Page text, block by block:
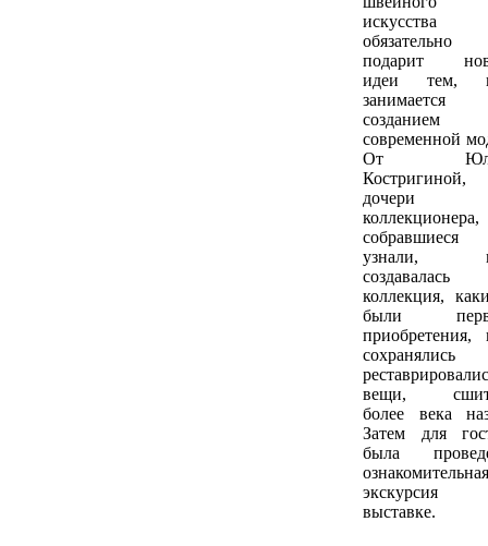
искусства
обязательно
подарит
идеи тем,
занимается
созданием
современной
От
Костригиной,
дочери
коллекционера,
собравшиеся
узнали,
создавалась
коллекция,
были
приобретения,
вещи,
более века
Затем для
была
ознакомительная
экскурсия
выставке.